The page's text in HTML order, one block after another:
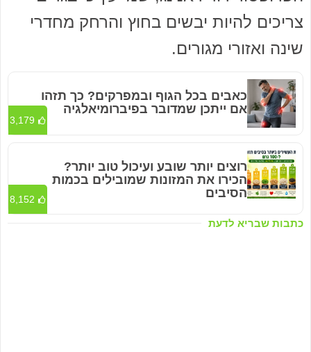
צריכים להיות יבשים בחוץ והרחק מחדרי
שינה ואזורי מגורים.
כתבות שבריא לדעת
כאבים בכל הגוף ובמפרקים? כך תזהו
אם ייתכן שמדובר בפיברומיאלגיה
3,179
רוצים יותר שובע ועיכול טוב יותר?
הכירו את המזונות שמובילים בכמות
הסיבים
8,152